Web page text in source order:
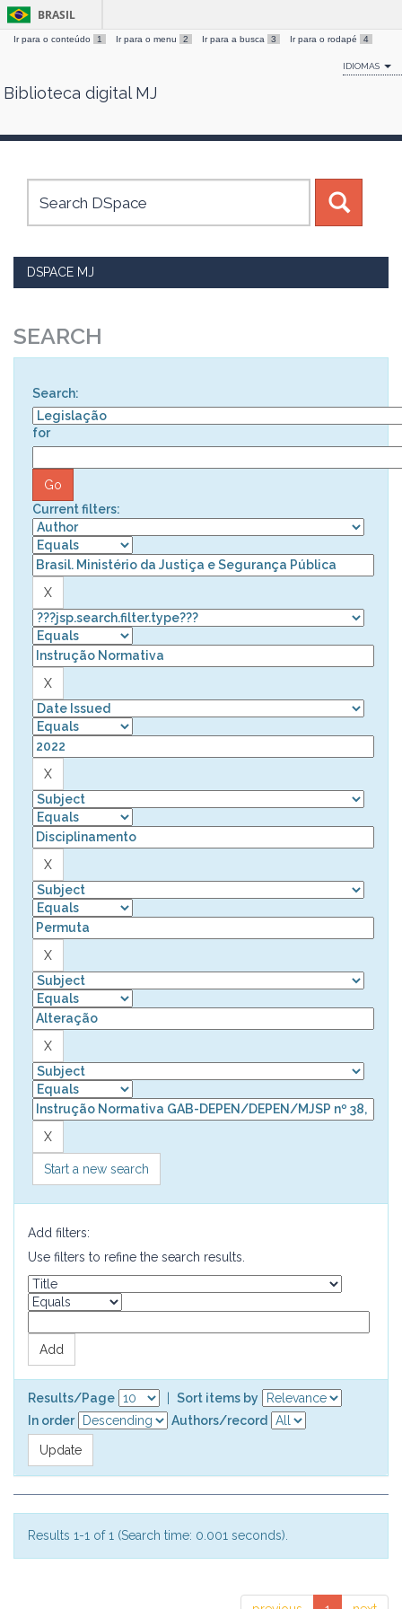
Skip
BRASIL
Ir para o conteúdo 1 Ir para o menu 2 Ir para a busca 3 Ir para o rodapé 4
IDIOMAS
Biblioteca digital MJ
DSPACE MJ
SEARCH
Search:
for
Current filters:
Start a new search
Add filters:
Use filters to refine the search results.
Results/Page
Sort items by
In order
Authors/record
Results 1-1 of 1 (Search time: 0.001 seconds).